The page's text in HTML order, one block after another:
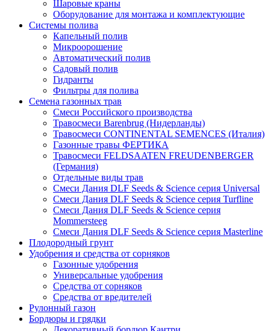
Шаровые краны
Оборудование для монтажа и комплектующие
Системы полива
Капельный полив
Микроорошение
Автоматический полив
Садовый полив
Гидранты
Фильтры для полива
Семена газонных трав
Смеси Российского производства
Травосмеси Barenbrug (Нидерланды)
Травосмеси CONTINENTAL SEMENCES (Италия)
Газонные травы ФЕРТИКА
Травосмеси FELDSAATEN FREUDENBERGER
(Германия)
Отдельные виды трав
Смеси Дания DLF Seeds & Sciеnce серия Universal
Смеси Дания DLF Seeds & Sciеnce серия Turfline
Смеси Дания DLF Seeds & Sciеnce серия
Mommersteeg
Смеси Дания DLF Seeds & Sciеnce серия Masterline
Плодородный грунт
Удобрения и средства от сорняков
Газонные удобрения
Универсальные удобрения
Средства от сорняков
Средства от вредителей
Рулонный газон
Бордюры и грядки